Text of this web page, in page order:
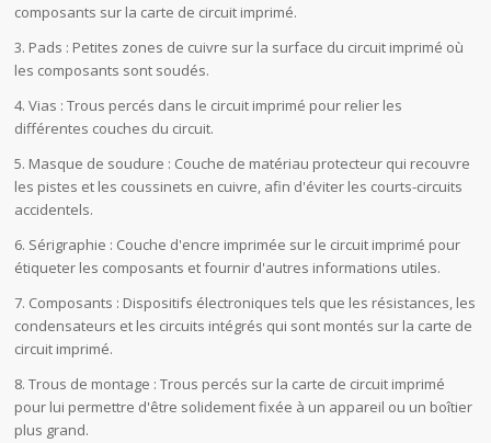
composants sur la carte de circuit imprimé.
3. Pads : Petites zones de cuivre sur la surface du circuit imprimé où
les composants sont soudés.
4. Vias : Trous percés dans le circuit imprimé pour relier les
différentes couches du circuit.
5. Masque de soudure : Couche de matériau protecteur qui recouvre
les pistes et les coussinets en cuivre, afin d'éviter les courts-circuits
accidentels.
6. Sérigraphie : Couche d'encre imprimée sur le circuit imprimé pour
étiqueter les composants et fournir d'autres informations utiles.
7. Composants : Dispositifs électroniques tels que les résistances, les
condensateurs et les circuits intégrés qui sont montés sur la carte de
circuit imprimé.
8. Trous de montage : Trous percés sur la carte de circuit imprimé
pour lui permettre d'être solidement fixée à un appareil ou un boîtier
plus grand.